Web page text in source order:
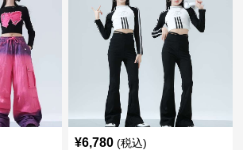
¥6,780 (税込)